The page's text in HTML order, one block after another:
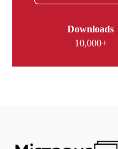
Downloads
10,000+